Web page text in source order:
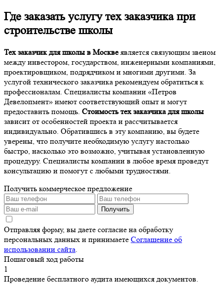
Где заказатьуслугу тех заказчика при
строительстве школы
Тех заказчик для школы в Москвеявляется связующим звеном
между инвестором, государством, инженерными компаниями,
проектировщиком, подрядчиком и многими другими. За
услугой технического заказчика рекомендуем обратиться к
профессионалам. Специалисты компании «Петров
Девелопмент» имеют соответствующий опыт и могут
предоставить помощь. Стоимость тех заказчика для школы
зависит от особенностей проекта и рассчитывается
индивидуально. Обратившись в эту компанию, вы будете
уверены, что получите необходимую услугу настолько
быстро, насколько это возможно, учитывая установленную
процедуру. Специалисты компании в любое время проведут
консультацию и помогут с любыми трудностями.
Получить коммерческое предложение
Получить
Отправляя форму, вы даете согласие на обработку
персональных данных и принимаете Соглашение об
использовании сайта
Пошаговый ход работы
1
Проведение бесплатного аудита имеющихся документов.